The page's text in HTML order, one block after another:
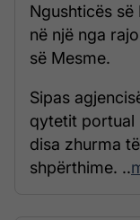
Ngushticës
në një nga
së Mesme.
Sipas
qytetit portual
disa zhurma
shpërthime. ..